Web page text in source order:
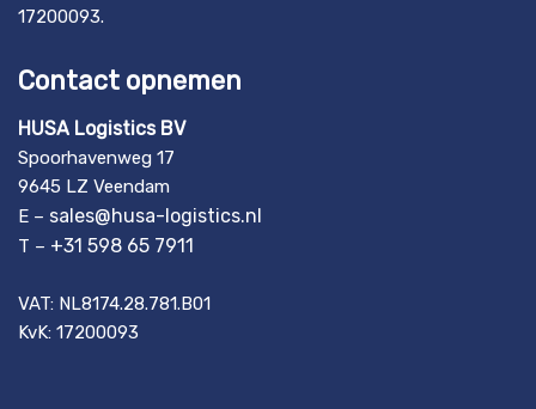
17200093.
Contact opnemen
HUSA Logistics BV
Spoorhavenweg 17
9645 LZ Veendam
E – sales@husa-logistics.nl
T – +31 598 65 7911
VAT: NL8174.28.781.B01
KvK: 17200093